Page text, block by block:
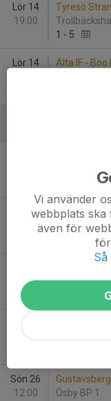
Lör 14
19:00
Tyresö
1 - 5
Lör 14
Älta IF - Boo
Sön 19
Älta IF -
Älta IP 1
14:30
Älta IF -
Sön 26
12:00
Ösby BP 1
Vi använder
webbplats ska
även för